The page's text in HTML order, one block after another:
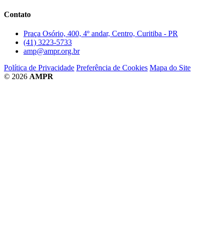
Contato
Praça Osório, 400, 4º andar, Centro, Curitiba - PR
(41) 3223-5733
amp@ampr.org.br
Política de Privacidade Preferência de Cookies Mapa do Site
© 2026 AMPR